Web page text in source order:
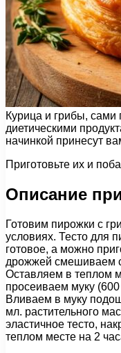
Курица и грибы, сами
диетическими
начинкой принесут
Приготовьте их и
Описание
Готовим пирожки с
условиях. Тесто для
готовое, а можно
дрожжей смешиваем
Оставляем в теплом
просеиваем муку
Вливаем в муку
мл. растительного
эластичное тесто,
теплом месте на 2